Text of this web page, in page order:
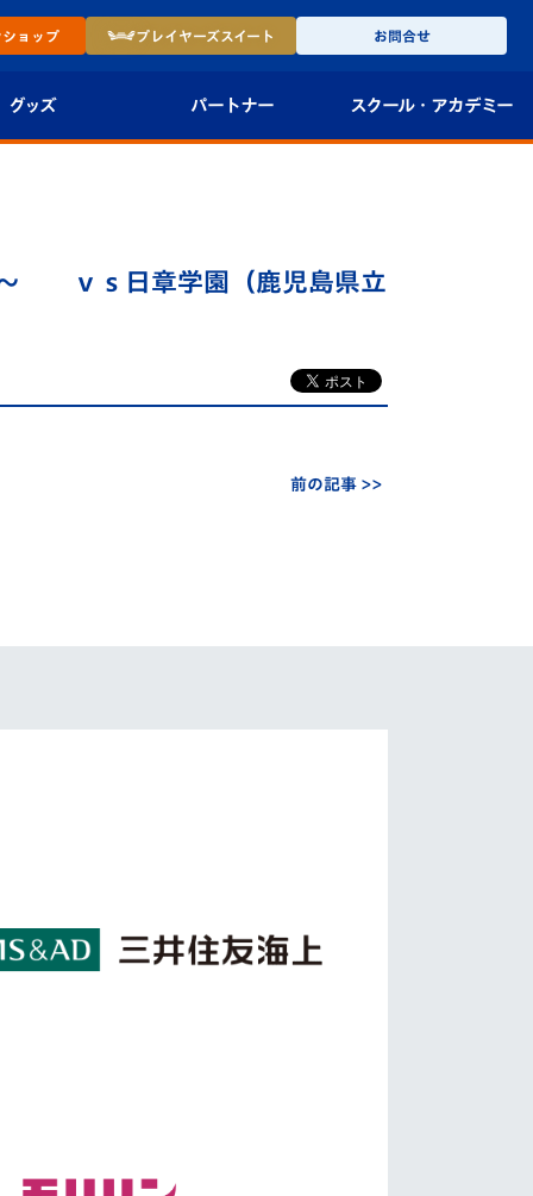
ショップ プレイヤーズスイート お問合せ
グッズ パートナー
法人限定 VIP BOX
スクール・ アカデミー
U-15
スクール
ｖｓ日章学園（鹿児島県立
前の記事 >>